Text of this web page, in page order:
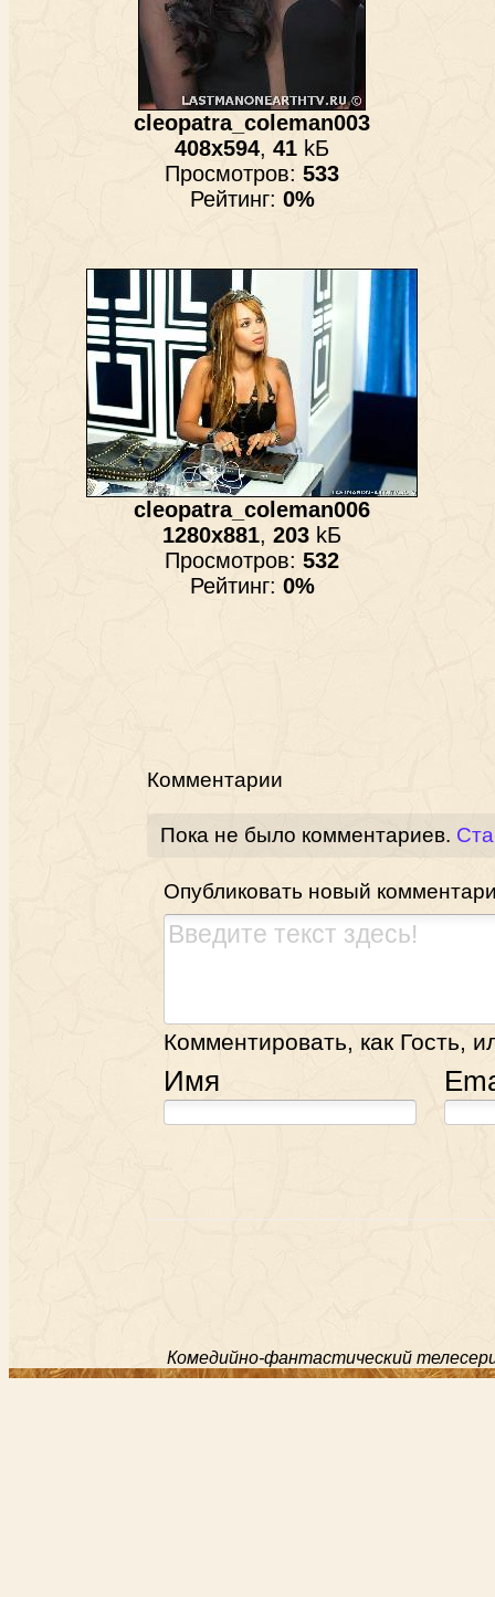
cleopatra_coleman003
408x594, 41 kБ
Просмотров: 533
Рейтинг: 0%
cleopatra_coleman006
1280x881, 203 kБ
Просмотров: 532
Рейтинг: 0%
Комментарии
Пока не было комментариев.
Опубликовать новый
Комментировать, как Гость,
Имя
Комедийно-фантастический